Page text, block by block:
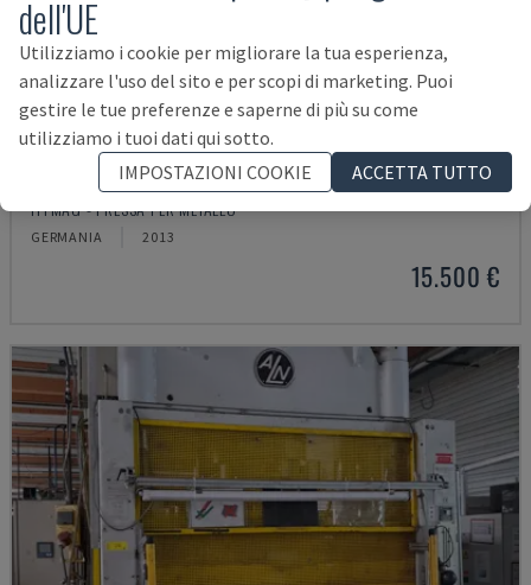
HS 4 160-K
HYMAG - PRESSA PER METALLO
GERMANIA 2013
15.500 €
dell'UE
Utilizziamo i cookie per migliorare la tua esperienza,
analizzare l'uso del sito e per scopi di marketing. Puoi
gestire le tue preferenze e saperne di più su come
utilizziamo i tuoi dati qui sotto.
IMPOSTAZIONI COOKIE
ACCETTA TUTTO